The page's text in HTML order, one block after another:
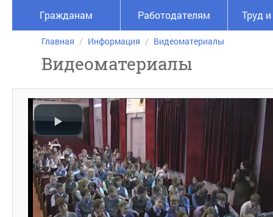
Гражданам Работодателям Труд
Главная Информация Видеоматериалы
Видеоматериалы